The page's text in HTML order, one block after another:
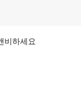
비하세요